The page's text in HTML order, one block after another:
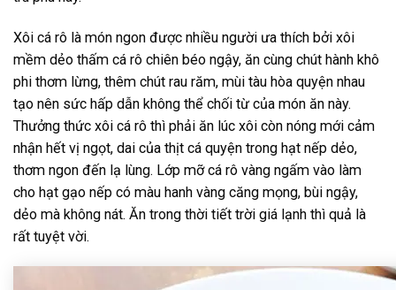
Xôi cá rô là món ngon được nhiều người ưa thích bởi xôi
mềm dẻo thấm cá rô chiên béo ngậy, ăn cùng chút hành khô
phi thơm lừng, thêm chút rau răm, mùi tàu hòa quyện nhau
tạo nên sức hấp dẫn không thể chối từ của món ăn này.
Thưởng thức xôi cá rô thì phải ăn lúc xôi còn nóng mới cảm
nhận hết vị ngọt, dai của thịt cá quyện trong hạt nếp dẻo,
thơm ngon đến lạ lùng. Lớp mỡ cá rô vàng ngấm vào làm
cho hạt gạo nếp có màu hanh vàng căng mọng, bùi ngậy,
dẻo mà không nát. Ăn trong thời tiết trời giá lạnh thì quả là
rất tuyệt vời.